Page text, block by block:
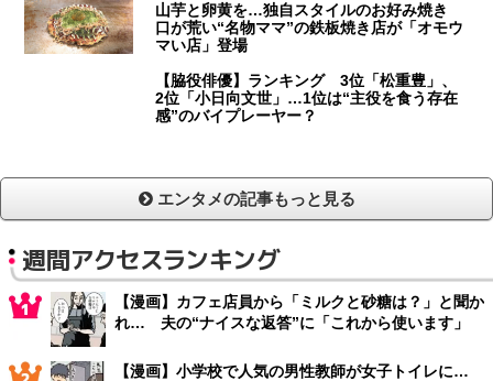
山芋と卵黄を…独自スタイルのお好み焼き
口が荒い“名物ママ”の鉄板焼き店が「オモウ
マい店」登場
【脇役俳優】ランキング 3位「松重豊」、
2位「小日向文世」…1位は“主役を食う存在
感”のバイプレーヤー？
エンタメの記事もっと見る
週間アクセスランキング
【漫画】カフェ店員から「ミルクと砂糖は？」と聞か
れ… 夫の“ナイスな返答”に「これから使います」
【漫画】小学校で人気の男性教師が女子トイレに…